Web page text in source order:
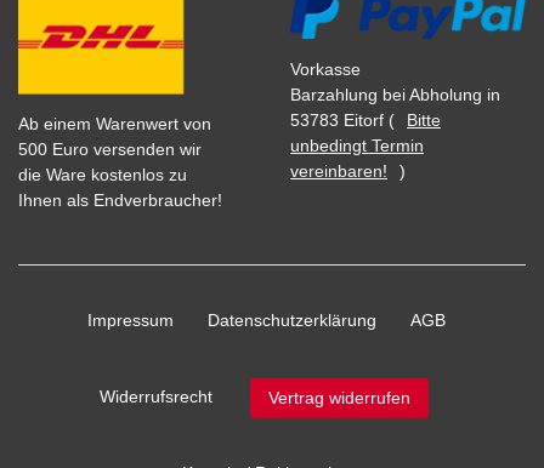
Ab einem Warenwert von
500 Euro versenden wir
die Ware kostenlos zu
Ihnen als Endverbraucher!
Vorkasse
Barzahlung bei Abholung in
53783 Eitorf (
Bitte
unbedingt Termin
vereinbaren!
)
Impressum Daten­schutz­erklärung AGB
Widerrufs­recht Vertrag widerrufen